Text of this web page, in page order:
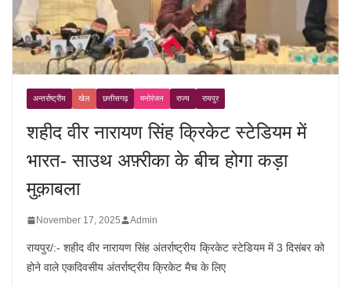
अन्तर्राष्ट्रीय खेल छत्तीसगढ़ मनोरंजन राज्य रायपुर
शहीद वीर नारायण सिंह क्रिकेट स्टेडियम में
भारत- साउथ अफ़्रीका के बीच होगा कड़ा
मुक़ाबला
November 17, 2025 Admin
रायपुर/:- शहीद वीर नारायण सिंह अंतर्राष्ट्रीय क्रिकेट स्टेडियम में 3 दिसंबर को
होने वाले एकदिवसीय अंतर्राष्ट्रीय क्रिकेट मैच के लिए